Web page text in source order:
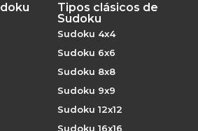
Tipos clásicos de
Sudoku
Sudoku 4x4
Sudoku 6x6
Sudoku 8x8
Sudoku 9x9
Sudoku 12x12
Sudoku 16x16